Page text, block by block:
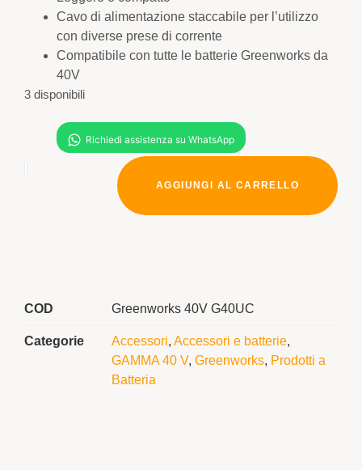
Cavo di alimentazione staccabile per l’utilizzo
con diverse prese di corrente
Compatibile con tutte le batterie Greenworks da
40V
3 disponibili
AGGIUNGI AL CARRELLO
COD Greenworks 40V G40UC
Categorie Accessori, Accessori e batterie,
GAMMA 40 V, Greenworks, Prodotti a
Batteria